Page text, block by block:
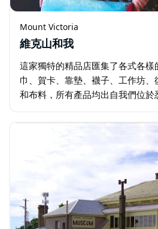
Mount Victoria
維克山和我
這家獨特的精品店匯集了各式各
巾、賀卡、靠墊、襪子、工作坊
和布料，所有產品均出自我們位
籍等。 琳瑯滿目的商品包括T卹、